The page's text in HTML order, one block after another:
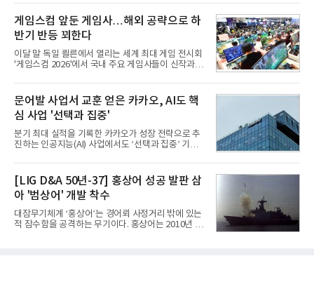
사업 확대
체로 참여했다. 체계개발에는 총 400여억 원의 개발
비와 62개월의 기간이 소요됐다. 한국형 GPS 유도폭
탄 KGGB(Korea GPS Guided Bomb)는 국내 최초
의 공대지 유도폭탄으로 2012년에 최종 전투용 적합
판정을 받았다.우리 공군이 운용하는 모든 전투기에
탑재할 수 있는 KGGB는 일반목적폭탄(General
Purpose Bomb)에 장착하여 운용토록 개발됐다.이
는 조종사가 휴대하는 명령통신장치(PDU, P
게임스컴 앞둔 게임사…해외 공략으로 하
반기 반등 꾀한다
이달 말 독일 쾰른에서 열리는 세계 최대 게임 전시회
'게임스컴 2026'에서 국내 주요 게임사들이 신작과 글
체별로 엇갈린 가운데 하반기 신작 흥행과 해외 시장
성과가 실적을 좌우할 핵심 변수로 떠오르고 있다.8일
업계에 따르면 올해 상반기 게임업계는 기업별 성적
표가 크게 갈렸다. 대표적으로 크래프톤은 'PUBG: 배
틀그라운드'의 안정적인 성장에 힘입어 상반기 연결
기준 매출 2조6616억원, 영업이익 9725억원으로 역
대 최대 실적을 기록했다. 엔씨도 올해 출시한 '아이온
동기 대
문어발 사업서 교훈 얻은 카카오, AI도 핵
심 사업 '선택과 집중'
분기 최대 실적을 기록한 카카오가 성장 전략으로 추
진하는 인공지능(AI) 사업에서도 ‘선택과 집중’ 기조
라 투자에 나서는 것과 달리, 카카오는 ‘카카오톡’이
라는 플랫폼 경쟁력을 활용한 AI 에이전트 서비스에
집중하는 전략이다. 과거 무리한 사업 확장 과정에서
겪었던 시행착오를 되풀이하지 않고 핵심 역량에 집
중하겠다는 취지로 풀이된다.7일 업계에 따르면 카카
오는 올해 2분기 연결 기준 매출 2조985억원, 영업이
익 2770억원을 기록했다. 전년 동기 대비 매출과 영업
[LIG D&A 50년-37] 홍상어 성공 발판 삼
아 '범상어' 개발 착수
대잠무기체계 ‘홍상어’는 경어뢰 사정거리 밖에 있는
적 잠수함을 공격하는 무기이다. 홍상어는 2010년 넥